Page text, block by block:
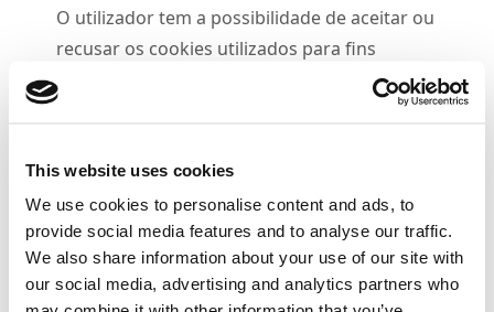
This website uses cookies
We use cookies to personalise content and ads, to
provide social media features and to analyse our traffic.
We also share information about your use of our site with
our social media, advertising and analytics partners who
O utilizador tem a possibilidade de aceitar ou
recusar os cookies utilizados para fins
estatísticos no nosso sítio. Utilizamos estas
frequência com que os utilizadores
regressam e nas páginas que mais visitam.
O servidor de um sítio Web memoriza alguns
detalhes básicos da sua sessão enquanto
navega utilizando cookies. Estas informações